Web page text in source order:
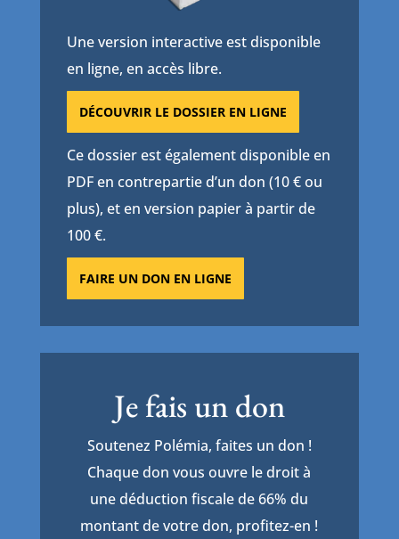
Une version interactive est disponible
en ligne, en accès libre.
DÉCOUVRIR LE DOSSIER EN LIGNE
Ce dossier est également disponible en
PDF en contrepartie d’un don (10 € ou
plus), et en version papier à partir de
100 €.
FAIRE UN DON EN LIGNE
Je fais un don
Soutenez Polémia, faites un don !
Chaque don vous ouvre le droit à
une déduction fiscale de 66% du
montant de votre don, profitez-en !